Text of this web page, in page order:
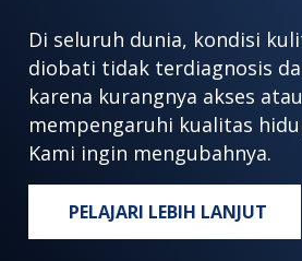
Di seluruh dunia, kondisi
diobati tidak terdiagnosis
karena kurangnya akses
mempengaruhi kualitas
Kami ingin mengubahnya.
PELAJARI LEBIH LANJUT
SETIAP ORANG